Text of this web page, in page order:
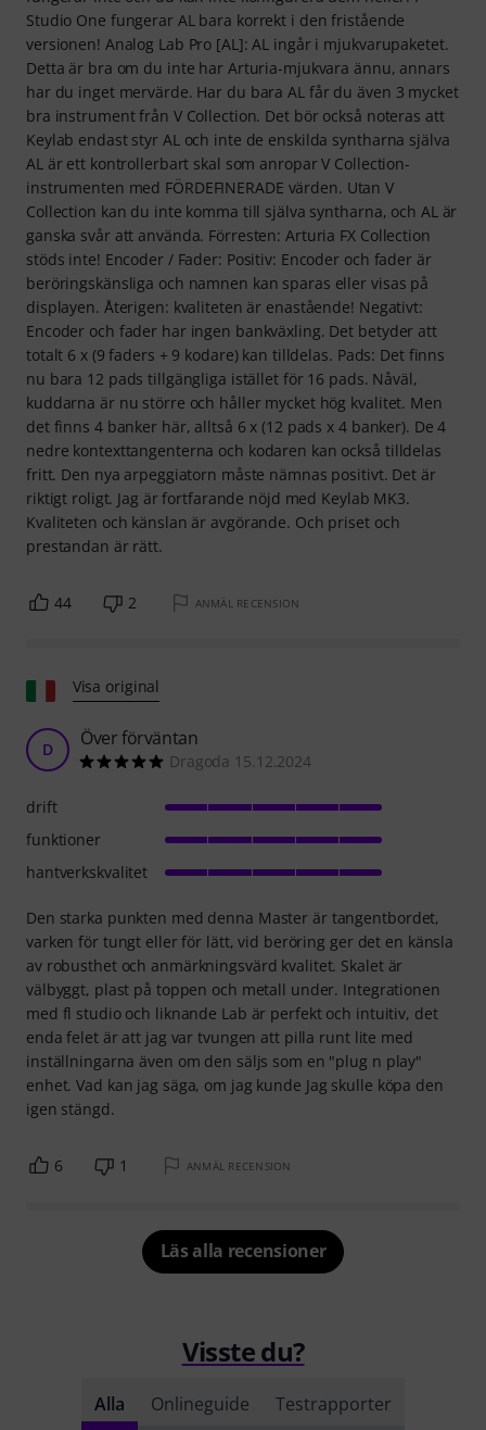
Studio One fungerar AL bara korrekt i den fristående
versionen! Analog Lab Pro [AL]: AL ingår i mjukvarupaketet.
Detta är bra om du inte har Arturia-mjukvara ännu, annars
har du inget mervärde. Har du bara AL får du även 3 mycket
bra instrument från V Collection. Det bör också noteras att
Keylab endast styr AL och inte de enskilda syntharna själva
AL är ett kontrollerbart skal som anropar V Collection-
instrumenten med FÖRDEFINERADE värden. Utan V
Collection kan du inte komma till själva syntharna, och AL är
ganska svår att använda. Förresten: Arturia FX Collection
stöds inte! Encoder / Fader: Positiv: Encoder och fader är
beröringskänsliga och namnen kan sparas eller visas på
displayen. Återigen: kvaliteten är enastående! Negativt:
Encoder och fader har ingen bankväxling. Det betyder att
totalt 6 x (9 faders + 9 kodare) kan tilldelas. Pads: Det finns
nu bara 12 pads tillgängliga istället för 16 pads. Nåväl,
kuddarna är nu större och håller mycket hög kvalitet. Men
det finns 4 banker här, alltså 6 x (12 pads x 4 banker). De 4
nedre kontexttangenterna och kodaren kan också tilldelas
fritt. Den nya arpeggiatorn måste nämnas positivt. Det är
riktigt roligt. Jag är fortfarande nöjd med Keylab MK3.
Kvaliteten och känslan är avgörande. Och priset och
prestandan är rätt.
44 2 ANMÄL RECENSION
Visa original
D Över förväntan
Dragoda 15.12.2024
Den starka punkten med denna Master är tangentbordet,
varken för tungt eller för lätt, vid beröring ger det en känsla
av robusthet och anmärkningsvärd kvalitet. Skalet är
välbyggt, plast på toppen och metall under. Integrationen
med fl studio och liknande Lab är perfekt och intuitiv, det
enda felet är att jag var tvungen att pilla runt lite med
inställningarna även om den säljs som en "plug n play"
enhet. Vad kan jag säga, om jag kunde Jag skulle köpa den
igen stängd.
drift
funktioner
hantverkskvalitet
6 1 ANMÄL RECENSION
Läs alla recensioner
Visste du?
Alla Onlineguide Testrapporter